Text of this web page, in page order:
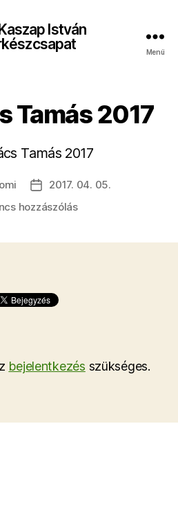
István
Menü
Tamás 2017
Tamás 2017
Bejegyzés
dátuma
2017. 04. 05.
hozzászólása(z)
bejelentkezés szükséges.